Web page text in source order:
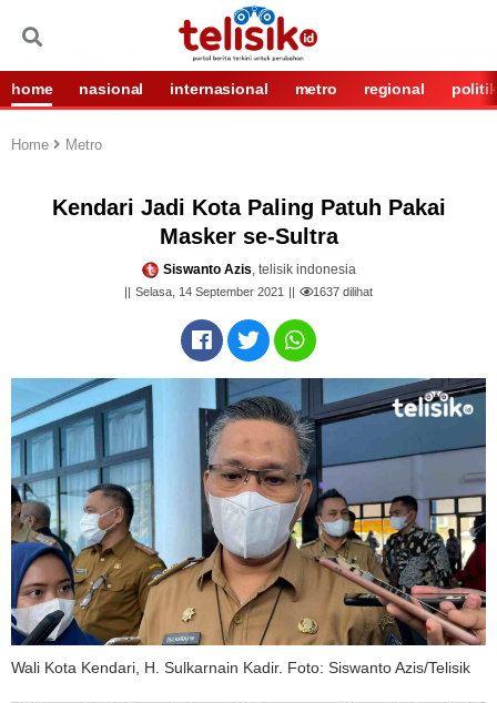
home nasional internasional metro regional politik
Home Metro
Kendari Jadi Kota Paling Patuh Pakai
Masker se-Sultra
Siswanto Azis, telisik indonesia
Selasa, 14 September 2021 1637 dilihat
Wali Kota Kendari, H. Sulkarnain Kadir. Foto: Siswanto Azis/Telisik